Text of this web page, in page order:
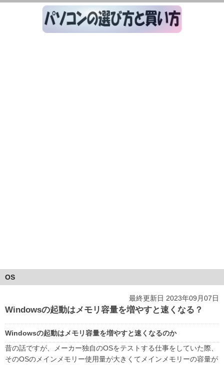
OS
最終更新日 2023年09月07日
Windowsの起動はメモリ容量を増やすと速くなる？
Windowsの起動はメモリ容量を増やすと速くなるのか
昔の話ですが、メーカー独自のOSをテストする仕事をしていた際、
そのOSのメインメモリー使用量が大きくてメインメモリーの容量が